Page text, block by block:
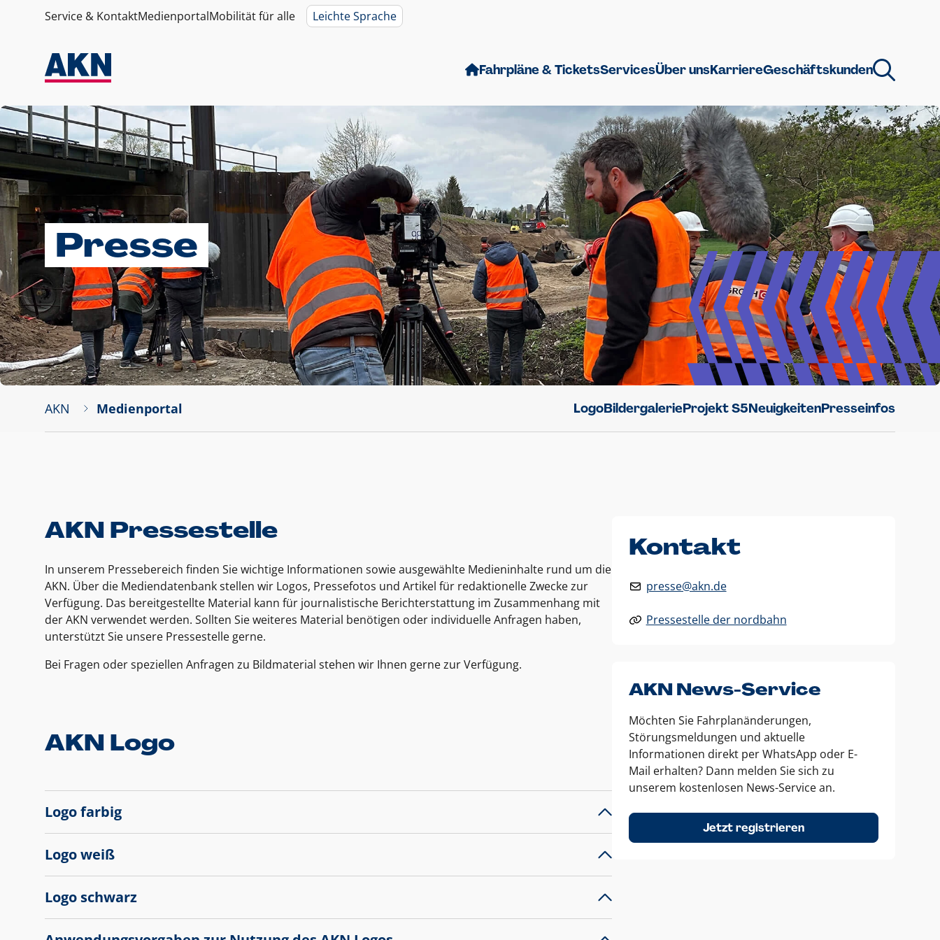
Service & KontaktMedienportalMobilität für alle Leichte Sprache
Fahrpläne & TicketsServicesÜber unsKarriereGeschäftskunden
Presse
AKN Medienportal LogoBildergalerieProjekt S5NeuigkeitenPresseinfos
AKN Pressestelle
In unserem Pressebereich finden Sie wichtige Informationen sowie ausgewählte Medieninhalte rund um die
AKN. Über die Mediendatenbank stellen wir Logos, Pressefotos und Artikel für redaktionelle Zwecke zur
Verfügung. Das bereitgestellte Material kann für journalistische Berichterstattung im Zusammenhang mit
der AKN verwendet werden. Sollten Sie weiteres Material benötigen oder individuelle Anfragen haben,
unterstützt Sie unsere Pressestelle gerne.
Bei Fragen oder speziellen Anfragen zu Bildmaterial stehen wir Ihnen gerne zur Verfügung.
AKN Logo
Logo farbig
Logo weiß
Logo schwarz
Kontakt
presse@akn.de
Pressestelle der nordbahn
AKN News-Service
Möchten Sie Fahrplanänderungen,
Störungsmeldungen und aktuelle
Informationen direkt per WhatsApp oder E-
Mail erhalten? Dann melden Sie sich zu
unserem kostenlosen News-Service an.
Jetzt registrieren